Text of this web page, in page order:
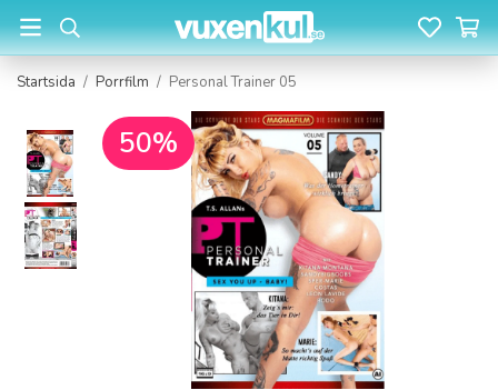
Startsida / Porrfilm / Personal Trainer 05
50%